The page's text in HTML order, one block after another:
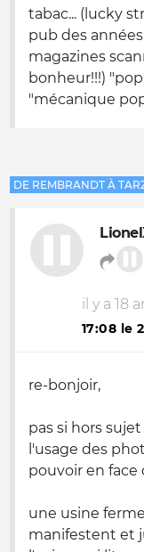
tabac... (lucky
pub des
magazines
bonheur!!!)
"mécanique
DE REMBRANDT À
il y a 18
17:08 le
re-bonjoir,
pas si hors
l'usage des
pouvoir en face
une usine
manifestent et